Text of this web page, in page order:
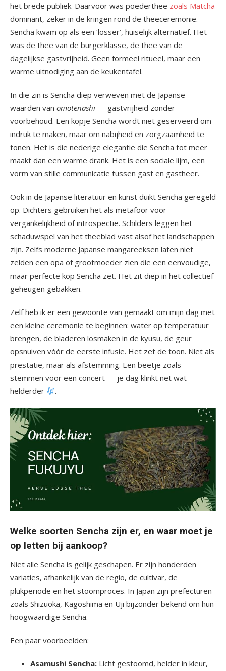
het brede publiek. Daarvoor was poederthee zoals Matcha
dominant, zeker in de kringen rond de theeceremonie.
Sencha kwam op als een ‘losser’, huiselijk alternatief. Het
was de thee van de burgerklasse, de thee van de
dagelijkse gastvrijheid. Geen formeel ritueel, maar een
warme uitnodiging aan de keukentafel.
In die zin is Sencha diep verweven met de Japanse
waarden van omotenashi — gastvrijheid zonder
voorbehoud. Een kopje Sencha wordt niet geserveerd om
indruk te maken, maar om nabijheid en zorgzaamheid te
tonen. Het is die nederige elegantie die Sencha tot meer
maakt dan een warme drank. Het is een sociale lijm, een
vorm van stille communicatie tussen gast en gastheer.
Ook in de Japanse literatuur en kunst duikt Sencha geregeld
op. Dichters gebruiken het als metafoor voor
vergankelijkheid of introspectie. Schilders leggen het
schaduwspel van het theeblad vast alsof het landschappen
zijn. Zelfs moderne Japanse mangareeksen laten niet
zelden een opa of grootmoeder zien die een eenvoudige,
maar perfecte kop Sencha zet. Het zit diep in het collectief
geheugen gebakken.
Zelf heb ik er een gewoonte van gemaakt om mijn dag met
een kleine ceremonie te beginnen: water op temperatuur
brengen, de bladeren losmaken in de kyusu, de geur
opsnuiven vóór de eerste infusie. Het zet de toon. Niet als
prestatie, maar als afstemming. Een beetje zoals
stemmen voor een concert — je dag klinkt net wat
helderder
.
Welke soorten Sencha zijn er, en waar moet je
op letten bij aankoop?
Niet alle Sencha is gelijk geschapen. Er zijn honderden
variaties, afhankelijk van de regio, de cultivar, de
plukperiode en het stoomproces. In Japan zijn prefecturen
zoals Shizuoka, Kagoshima en Uji bijzonder bekend om hun
hoogwaardige Sencha.
Een paar voorbeelden:
Asamushi Sencha: Licht gestoomd, helder in kleur,